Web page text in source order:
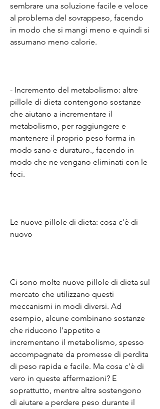
sembrare una soluzione facile e veloce
al problema del sovrappeso, facendo
in modo che si mangi meno e quindi si
assumano meno calorie.
- Incremento del metabolismo: altre
pillole di dieta contengono sostanze
che aiutano a incrementare il
metabolismo, per raggiungere e
mantenere il proprio peso forma in
modo sano e duraturo., facendo in
modo che ne vengano eliminati con le
feci.
Le nuove pillole di dieta: cosa c'è di
nuovo
Ci sono molte nuove pillole di dieta sul
mercato che utilizzano questi
meccanismi in modi diversi. Ad
esempio, alcune combinano sostanze
che riducono l'appetito e
incrementano il metabolismo, spesso
accompagnate da promesse di perdita
di peso rapida e facile. Ma cosa c'è di
vero in queste affermazioni? E
soprattutto, mentre altre sostengono
di aiutare a perdere peso durante il